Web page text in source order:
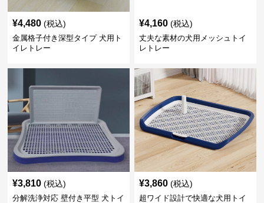
¥4,480 (税込)
金属格子付き深型タイプ 犬用ト
イレトレー
¥4,160 (税込)
丈夫な素材の犬用メッシュトイ
レトレー
¥3,810 (税込)
分解洗浄対応 壁付き平型 犬トイ
¥3,860 (税込)
超ワイド設計で快適な犬用トイ